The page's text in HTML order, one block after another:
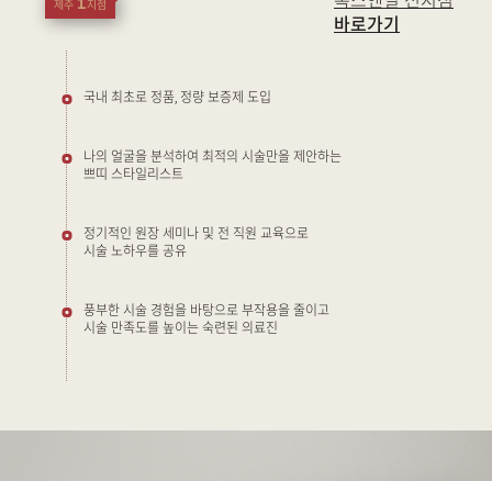
제주 1지점
바로가기
국내 최초로 정품, 정량 보증제 도입
나의 얼굴을 분석하여 최적의 시술만을 제안하는
쁘띠 스타일리스트
정기적인 원장 세미나 및 전 직원 교육으로
시술 노하우를 공유
풍부한 시술 경험을 바탕으로 부작용을 줄이고
시술 만족도를 높이는 숙련된 의료진